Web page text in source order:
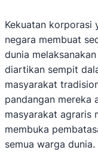
Kekuatan korporasi
negara membuat
dunia
diartikan sempit
masyarakat
pandangan mereka
masyarakat agraris
membuka
semua warga dunia.